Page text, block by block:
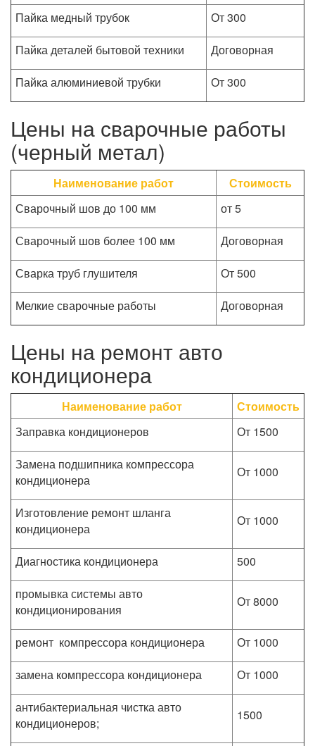
Пайка медный трубок
От 300
Пайка деталей бытовой техники
Договорная
Пайка алюминиевой трубки
От 300
Цены на сварочные работы
(черный метал)
Наименование работ
Стоимость
Сварочный шов до 100 мм
от 5
Сварочный шов более 100 мм
Договорная
Сварка труб глушителя
От 500
Мелкие сварочные работы
Договорная
Цены на ремонт авто
кондиционера
Наименование работ
Стоимость
Заправка кондиционеров
От 1500
Замена подшипника компрессора
кондиционера
От 1000
Изготовление ремонт шланга
кондиционера
От 1000
Диагностика кондиционера
500
промывка системы авто
кондиционирования
От 8000
ремонт компрессора кондиционера
От 1000
замена компрессора кондиционера
От 1000
антибактериальная чистка авто
кондиционеров;
1500